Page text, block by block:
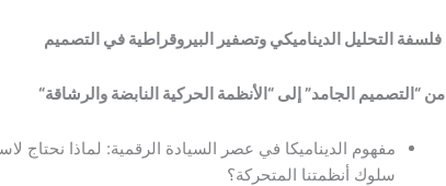
فلسفة التحليل الديناميكي وتصفير البيروقراطية في التصميم
من “التصميم الجامد” إلى “الأنظمة الحركية النابضة والرشاقة“
مفهوم الديناميكا في عصر السيادة الرقمية: لماذا نحتاج
سلوك أنظمتنا المتحركة؟